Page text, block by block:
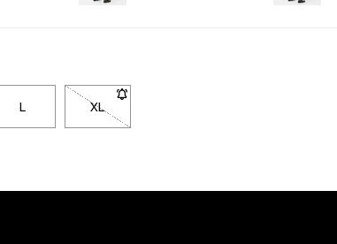
L XL- Størrelse XL er ikke tilgængelig. Klik for